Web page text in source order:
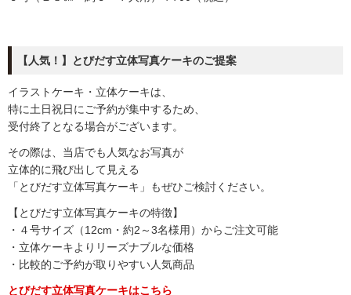
【人気！】とびだす立体写真ケーキのご提案
イラストケーキ・立体ケーキは、
特に土日祝日にご予約が集中するため、
受付終了となる場合がございます。
その際は、当店でも人気なお写真が
立体的に飛び出して見える
「とびだす立体写真ケーキ」もぜひご検討ください。
【とびだす立体写真ケーキの特徴】
・４号サイズ（12cm・約2～3名様用）からご注文可能
・立体ケーキよりリーズナブルな価格
・比較的ご予約が取りやすい人気商品
とびだす立体写真ケーキはこちら